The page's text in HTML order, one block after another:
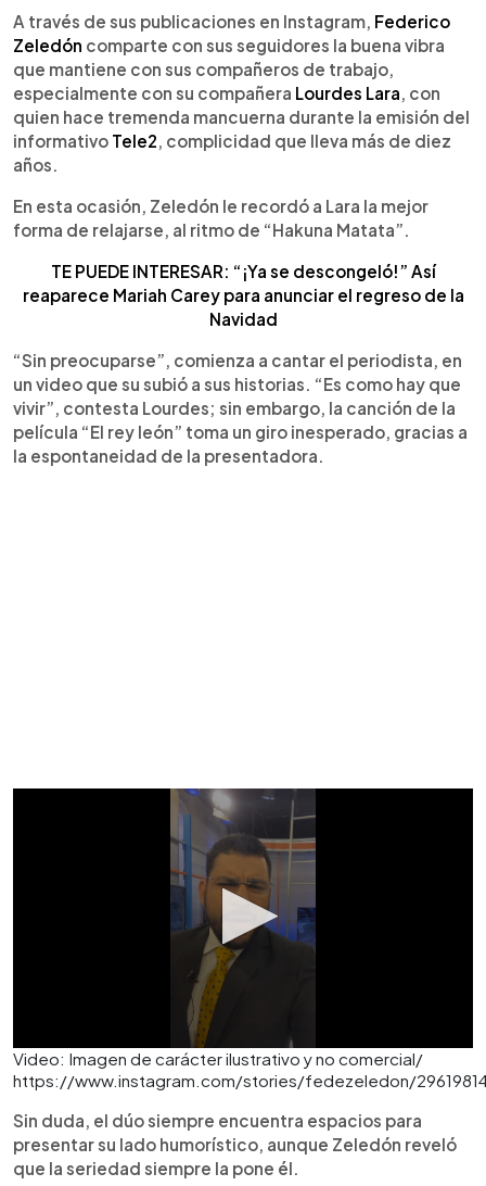
► Escuchar artículo
A través de sus publicaciones en Instagram, Federico
Zeledón comparte con sus seguidores la buena vibra
que mantiene con sus compañeros de trabajo,
especialmente con su compañera Lourdes Lara, con
quien hace tremenda mancuerna durante la emisión del
informativo Tele2, complicidad que lleva más de diez
años.
En esta ocasión, Zeledón le recordó a Lara la mejor
forma de relajarse, al ritmo de “Hakuna Matata”.
TE PUEDE INTERESAR: “¡Ya se descongeló!” Así
reaparece Mariah Carey para anunciar el regreso de la
Navidad
“Sin preocuparse”, comienza a cantar el periodista, en
un video que su subió a sus historias. “Es como hay que
vivir”, contesta Lourdes; sin embargo, la canción de la
película “El rey león” toma un giro inesperado, gracias a
la espontaneidad de la presentadora.
Video: Imagen de carácter ilustrativo y no comercial/
https://www.instagram.com/stories/fedezeledon/
Sin duda, el dúo siempre encuentra espacios para
presentar su lado humorístico, aunque Zeledón reveló
que la seriedad siempre la pone él.